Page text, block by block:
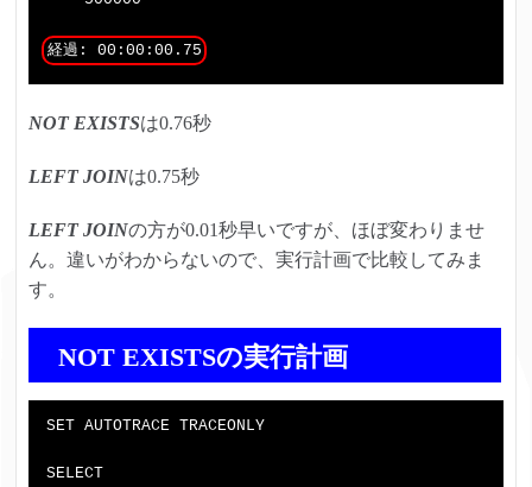
経過: 00:00:00.75
NOT EXISTSは0.76秒
LEFT JOINは0.75秒
LEFT JOINの方が0.01秒早いですが、ほぼ変わりませ
ん。違いがわからないので、実行計画で比較してみま
す。
NOT EXISTSの実行計画
SET AUTOTRACE TRACEONLY
SELECT